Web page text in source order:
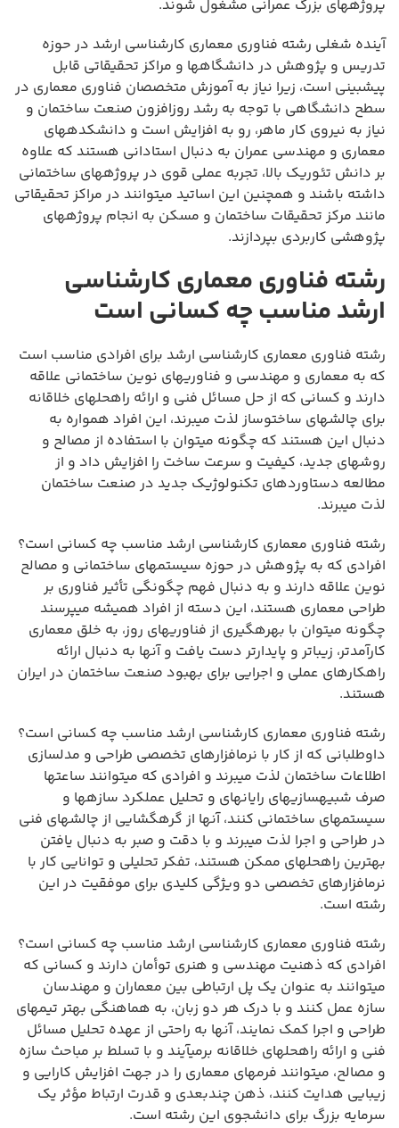
پروژههای بزرگ عمرانی مشغول شوند.
آینده شغلی رشته فناوری معماری کارشناسی ارشد در حوزه
تدریس و پژوهش در دانشگاهها و مراکز تحقیقاتی قابل
پیشبینی است، زیرا نیاز به آموزش متخصصان فناوری معماری در
سطح دانشگاهی با توجه به رشد روزافزون صنعت ساختمان و
نیاز به نیروی کار ماهر، رو به افزایش است و دانشکدههای
معماری و مهندسی عمران به دنبال استادانی هستند که علاوه
بر دانش تئوریک بالا، تجربه عملی قوی در پروژههای ساختمانی
داشته باشند و همچنین این اساتید میتوانند در مراکز تحقیقاتی
مانند مرکز تحقیقات ساختمان و مسکن به انجام پروژههای
پژوهشی کاربردی بپردازند.
رشته فناوری معماری کارشناسی
ارشد مناسب چه کسانی است
رشته فناوری معماری کارشناسی ارشد برای افرادی مناسب است
که به معماری و مهندسی و فناوریهای نوین ساختمانی علاقه
دارند و کسانی که از حل مسائل فنی و ارائه راهحلهای خلاقانه
برای چالشهای ساختوساز لذت میبرند، این افراد همواره به
دنبال این هستند که چگونه میتوان با استفاده از مصالح و
روشهای جدید، کیفیت و سرعت ساخت را افزایش داد و از
مطالعه دستاوردهای تکنولوژیک جدید در صنعت ساختمان
لذت میبرند.
رشته فناوری معماری کارشناسی ارشد مناسب چه کسانی است؟
افرادی که به پژوهش در حوزه سیستمهای ساختمانی و مصالح
نوین علاقه دارند و به دنبال فهم چگونگی تأثیر فناوری بر
طراحی معماری هستند، این دسته از افراد همیشه میپرسند
چگونه میتوان با بهرهگیری از فناوریهای روز، به خلق معماری
کارآمدتر، زیباتر و پایدارتر دست یافت و آنها به دنبال ارائه
راهکارهای عملی و اجرایی برای بهبود صنعت ساختمان در ایران
هستند.
رشته فناوری معماری کارشناسی ارشد مناسب چه کسانی است؟
داوطلبانی که از کار با نرمافزارهای تخصصی طراحی و مدلسازی
اطلاعات ساختمان لذت میبرند و افرادی که میتوانند ساعتها
صرف شبیهسازیهای رایانهای و تحلیل عملکرد سازهها و
سیستمهای ساختمانی کنند، آنها از گرهگشایی از چالشهای فنی
در طراحی و اجرا لذت میبرند و با دقت و صبر به دنبال یافتن
بهترین راهحلهای ممکن هستند، تفکر تحلیلی و توانایی کار با
نرمافزارهای تخصصی دو ویژگی کلیدی برای موفقیت در این
رشته است.
رشته فناوری معماری کارشناسی ارشد مناسب چه کسانی است؟
افرادی که ذهنیت مهندسی و هنری توأمان دارند و کسانی که
میتوانند به عنوان یک پل ارتباطی بین معماران و مهندسان
سازه عمل کنند و با درک هر دو زبان، به هماهنگی بهتر تیمهای
طراحی و اجرا کمک نمایند، آنها به راحتی از عهده تحلیل مسائل
فنی و ارائه راهحلهای خلاقانه برمیآیند و با تسلط بر مباحث سازه
و مصالح، میتوانند فرمهای معماری را در جهت افزایش کارایی و
زیبایی هدایت کنند، ذهن چندبعدی و قدرت ارتباط مؤثر یک
سرمایه بزرگ برای دانشجوی این رشته است.